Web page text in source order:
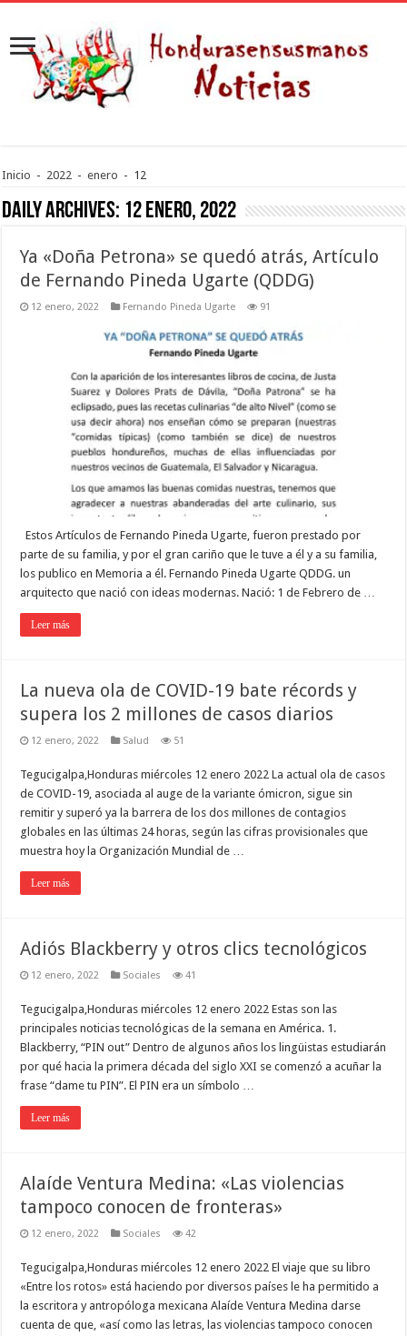
Inicio - 2022 - enero - 12
Daily Archives: 12 enero, 2022
Ya «Doña Petrona» se quedó atrás, Artículo
de Fernando Pineda Ugarte (QDDG)
12 enero, 2022 Fernando Pineda Ugarte 91
Estos Artículos de Fernando Pineda Ugarte, fueron prestado por
parte de su familia, y por el gran cariño que le tuve a él y a su familia,
los publico en Memoria a él. Fernando Pineda Ugarte QDDG. un
arquitecto que nació con ideas modernas. Nació: 1 de Febrero de …
Leer más
La nueva ola de COVID-19 bate récords y
supera los 2 millones de casos diarios
12 enero, 2022 Salud 51
Tegucigalpa,Honduras miércoles 12 enero 2022 La actual ola de casos
de COVID-19, asociada al auge de la variante ómicron, sigue sin
remitir y superó ya la barrera de los dos millones de contagios
globales en las últimas 24 horas, según las cifras provisionales que
muestra hoy la Organización Mundial de …
Leer más
Adiós Blackberry y otros clics tecnológicos
12 enero, 2022 Sociales 41
Tegucigalpa,Honduras miércoles 12 enero 2022 Estas son las
principales noticias tecnológicas de la semana en América. 1.
Blackberry, “PIN out” Dentro de algunos años los lingüistas estudiarán
por qué hacia la primera década del siglo XXI se comenzó a acuñar la
frase “dame tu PIN”. El PIN era un símbolo …
Leer más
Alaíde Ventura Medina: «Las violencias
tampoco conocen de fronteras»
12 enero, 2022 Sociales 42
Tegucigalpa,Honduras miércoles 12 enero 2022 El viaje que su libro
«Entre los rotos» está haciendo por diversos países le ha permitido a
la escritora y antropóloga mexicana Alaíde Ventura Medina darse
cuenta de que, «así como las letras, las violencias tampoco conocen